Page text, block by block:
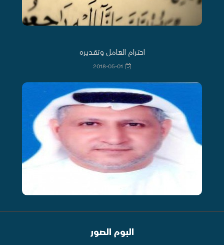
احترام العامل وتقديره
2018-05-01
البوم الصور